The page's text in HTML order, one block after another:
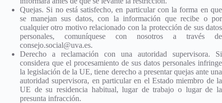
Quejas. Si no está satisfecho, en particular con la forma en que
se manejan sus datos, con la información que recibe o por
cualquier otro motivo relacionado con la protección de sus datos
personales, comuníquese con nosotros a través de
consejo.social@uva.es.
Derecho a reclamación con una autoridad supervisora. Si
considera que el procesamiento de sus datos personales infringe
la legislación de la UE, tiene derecho a presentar quejas ante una
autoridad supervisora, en particular en el Estado miembro de la
UE de su residencia habitual, lugar de trabajo o lugar de la
presunta infracción.